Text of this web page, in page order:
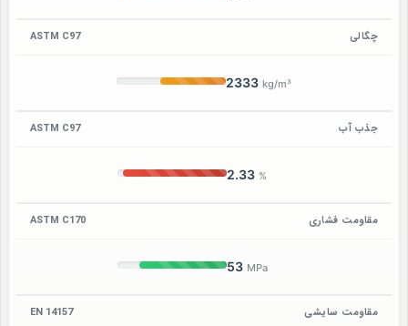
چگالی
2333 kg/m³
ASTM C97
جذب آب
2.33 %
ASTM C97
مقاومت فشاری
53 MPa
ASTM C170
مقاومت سایشی EN 14157